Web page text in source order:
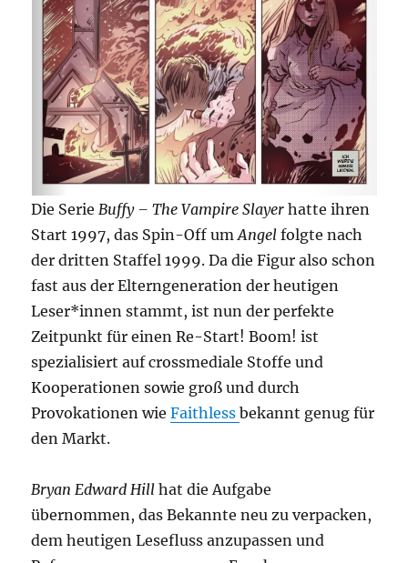
Die Serie Buffy – The Vampire Slayer hatte ihren
Start 1997, das Spin-Off umAngel folgte nach
der dritten Staffel 1999. Da die Figur also schon
fast aus der Elterngeneration der heutigen
Leser*innen stammt, ist nun der perfekte
Zeitpunkt für einen Re-Start! Boom! ist
spezialisiert auf crossmediale Stoffe und
Kooperationen sowie groß und durch
Provokationen wieFaithlessbekannt genug für
den Markt.
Bryan Edward Hill hat die Aufgabe
übernommen, das Bekannte neu zu verpacken,
dem heutigen Lesefluss anzupassen und